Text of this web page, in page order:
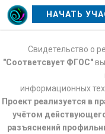
НАЧАТЬ
Свидетельство о
"Соответсвует ФГОС"
информационных
Проект реализуется в
учётом
разъяснений